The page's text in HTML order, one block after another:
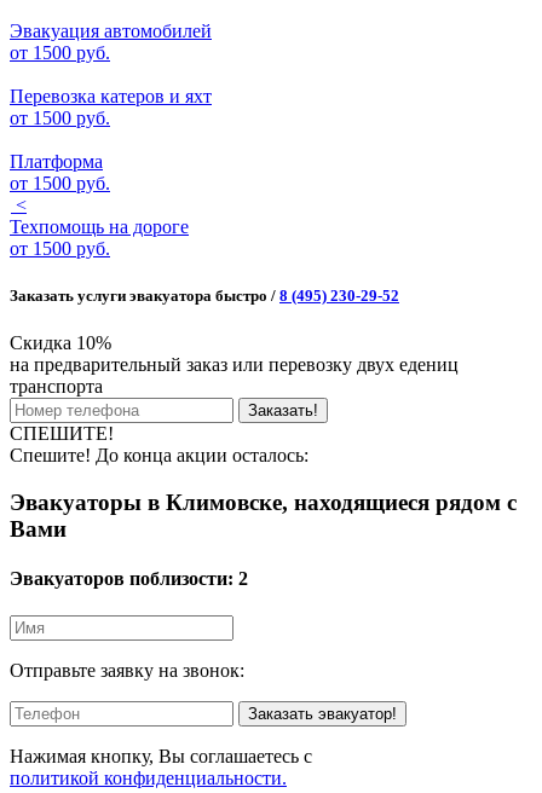
Эвакуация автомобилей
от 1500 руб.
Перевозка катеров и яхт
от 1500 руб.
Платформа
от 1500 руб.
<
Техпомощь на дороге
от 1500 руб.
Заказать услуги эвакуатора быстро / 8 (495) 230-29-52
Скидка 10%
на предварительный заказ или перевозку двух едениц
транспорта
Заказать!
СПЕШИТЕ!
Спешите! До конца акции осталось:
Эвакуаторы в Климовске, находящиеся рядом с
Вами
Эвакуаторов поблизости: 2
Отправьте заявку на звонок:
Заказать эвакуатор!
Нажимая кнопку, Вы соглашаетесь с
политикой конфиденциальности.